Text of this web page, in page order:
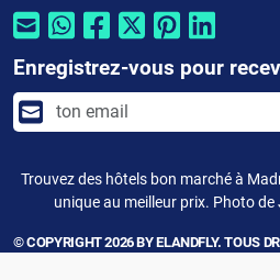
Enregistrez-vous pour
Trouvez des hôtels bon marché à
unique au meilleur prix. Photo de
© COPYRIGHT 2026 BY ELANDFLY. TOUS